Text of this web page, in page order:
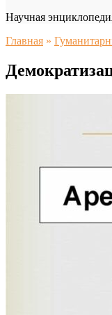
Научная
Главная »